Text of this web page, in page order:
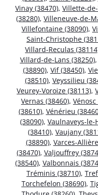
Vinay (38470), Villette-
(38280), Villeneuve-de-
Villefontaine (38090),
Saint-Christophe
Villard-Reculas
Villard-de-Lans (38250),
(38890), Vif (38450),
(38510), Veyssilieu
Veurey-Voroize (38113),
Vernas (38460), Vénosc
(38610), Vénérieu
(38090), Vaulnaveys-le-
(38410), Vaujany
(38890), Varces-
(38470), Valjouffrey
(38540), Valbonnais
Tréminis (38710),
Torchefelon (38690),